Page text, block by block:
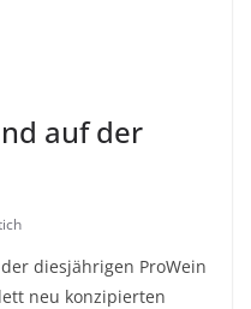
auf der
diesjährigen ProWein
neu konzipierten